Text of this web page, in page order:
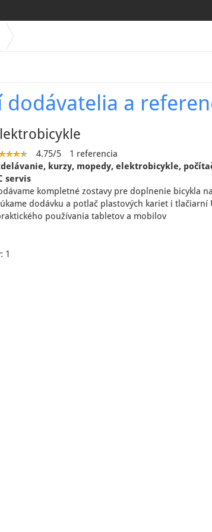
dodávatelia a
4.75/5
1 referencia
kurzy, mopedy, elektrobicykle,
servis
kompletné zostavy pre doplnenie bicykla na
dodávku a potlač plastových kariet i tlačiarní
používania tabletov a mobilov
1